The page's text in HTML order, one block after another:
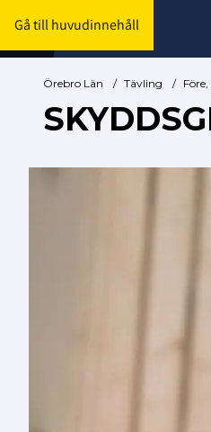
Gå till huvudinnehåll
Örebro Län / Tävling /